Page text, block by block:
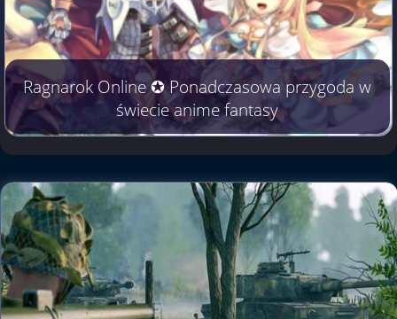
Ragnarok Online ✪ Ponadczasowa przygoda w
świecie anime fantasy